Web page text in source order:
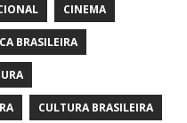
CINEMA
BRASILEIRA
CULTURA BRASILEIRA